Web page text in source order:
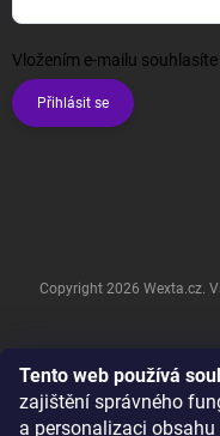
Tento web používá
zajištění správného
a personalizaci
Vložením e-mailu souhlasíte
Přihlásit se
Copyright 2026 Wexta.cz.